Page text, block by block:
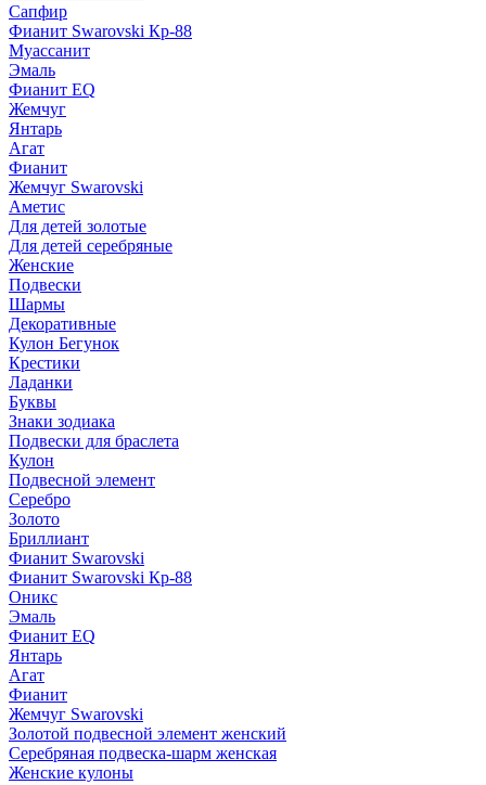
Сапфир
Фианит Swarovski Кр-88
Муассанит
Эмаль
Фианит EQ
Жемчуг
Янтарь
Агат
Фианит
Жемчуг Swarovski
Аметис
Для детей золотые
Для детей серебряные
Женские
Подвески
Шармы
Декоративные
Кулон Бегунок
Крестики
Ладанки
Буквы
Знаки зодиака
Подвески для браслета
Кулон
Подвесной элемент
Серебро
Золото
Бриллиант
Фианит Swarovski
Фианит Swarovski Кр-88
Оникс
Эмаль
Фианит EQ
Янтарь
Агат
Фианит
Жемчуг Swarovski
Золотой подвесной элемент женcкий
Серебряная подвеска-шарм женская
Женские кулоны